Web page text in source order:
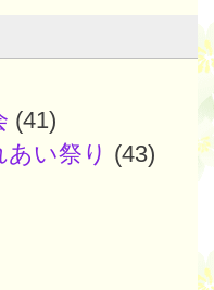
(41)
い祭り (43)